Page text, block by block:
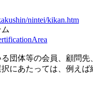
nintei/kikan.htm
団体等の会員、顧問
にあたっては、例え